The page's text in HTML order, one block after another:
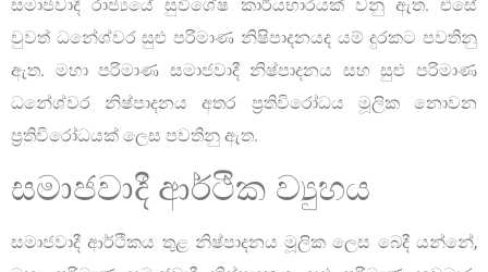
සමාජවාදී රාජ්‍යයේ සුවිශේෂ කාර්යභාරයක් වනු ඇත. එසේ
වුවත් ධනේශ්වර සුළු පරිමාණ නිෂිපාදනයද යම් දුරකට පවතිනු
ඇත. මහා පරිමාණ සමාජවාදී නිෂ්පාදනය සහ සුළු පරිමාණ
ධනේශ්වර නිෂ්පාදනය අතර ප්‍රතිවිරෝධය මූලික නොවන
ප්‍රතිවිරෝධයක් ලෙස පවතිනු ඇත.
සමාජවාදී ආර්ථික ව්‍යුහය
සමාජවාදී ආර්ථිකය තුළ නිෂ්පාදනය මූලික ලෙස බෙදී යන්නේ,